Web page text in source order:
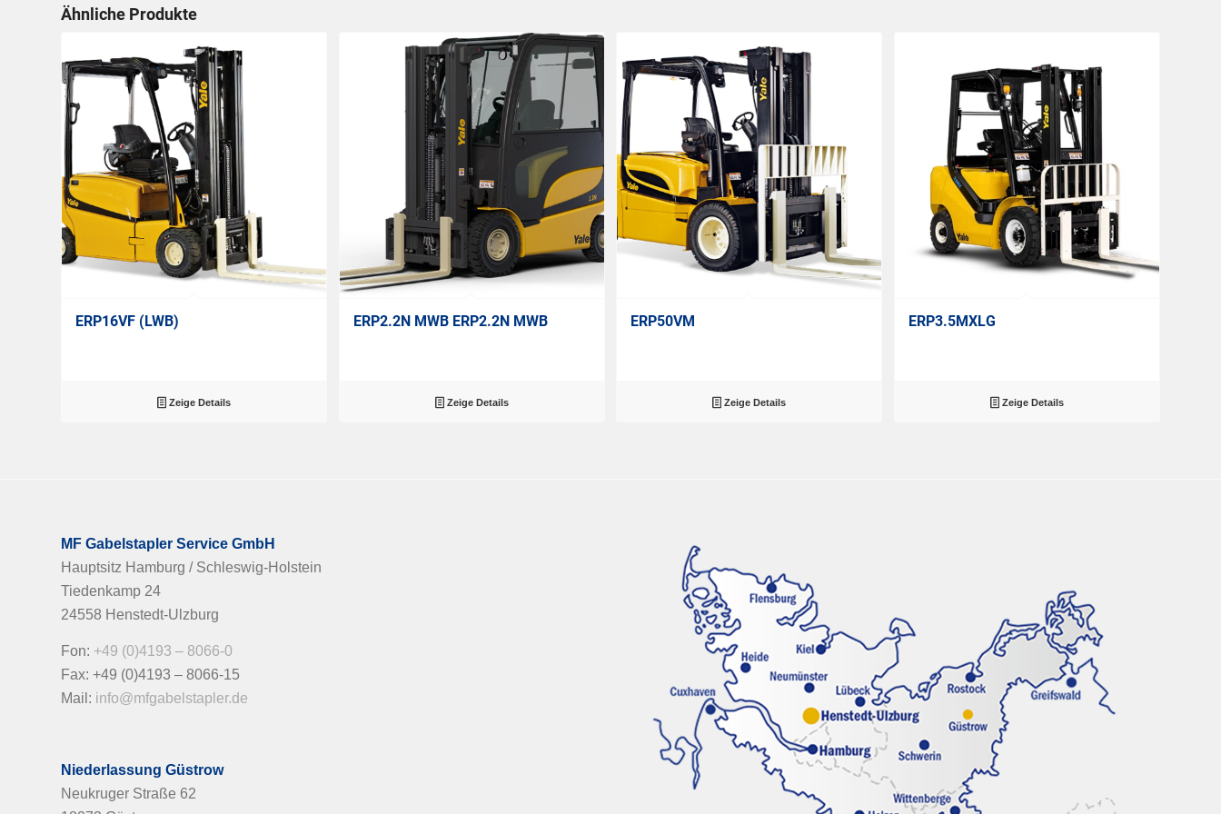
Ähnliche Produkte
ERP16VF (LWB)
Zeige Details
ERP2.2N MWB ERP2.2N MWB
Zeige Details
ERP50VM
Zeige Details
ERP3.5MXLG
Zeige Details
MF Gabelstapler Service GmbH
Hauptsitz Hamburg / Schleswig-Holstein
Tiedenkamp 24
24558 Henstedt-Ulzburg
Fon: +49 (0)4193 – 8066-0
Fax: +49 (0)4193 – 8066-15
Mail: info@mfgabelstapler.de
Niederlassung Güstrow
Neukruger Straße 62